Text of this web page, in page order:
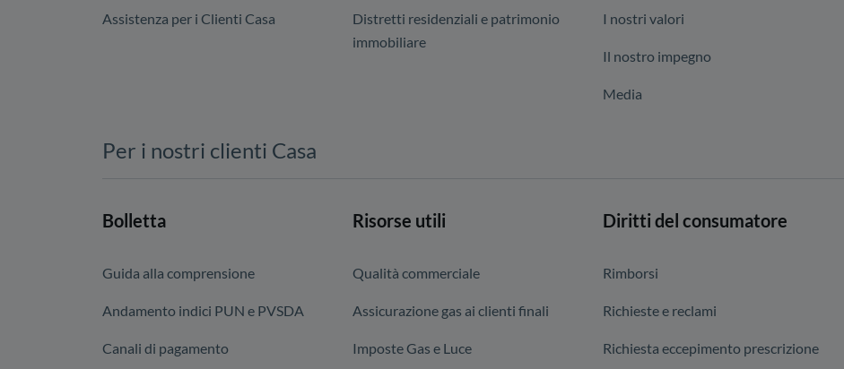
Assistenza per i Clienti Casa
Distretti residenziali e patrimonio
immobiliare
I nostri valori
Il nostro impegno
Media
Per i nostri clienti Casa
Bolletta
Guida alla comprensione
Andamento indici PUN e PVSDA
Canali di pagamento
Risorse utili
Qualità commerciale
Assicurazione gas ai clienti finali
Imposte Gas e Luce
Diritti del consumatore
Rimborsi
Richieste e reclami
Richiesta eccepimento prescrizione